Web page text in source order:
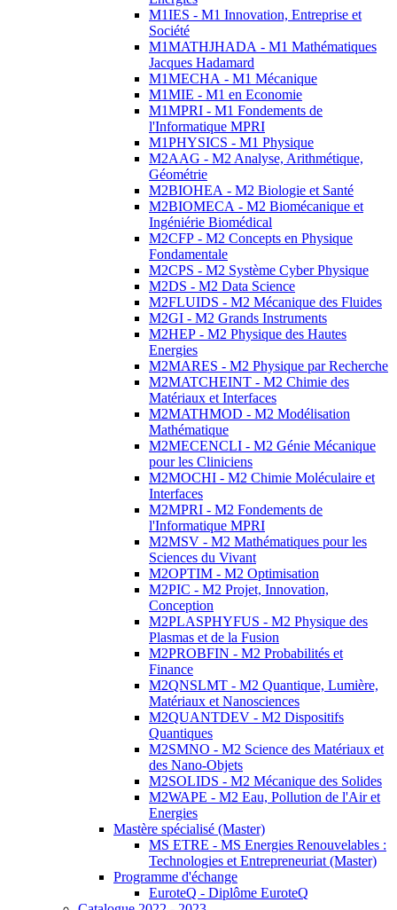
M1IES - M1 Innovation, Entreprise et
Société
M1MATHJHADA - M1 Mathématiques
Jacques Hadamard
M1MECHA - M1 Mécanique
M1MIE - M1 en Economie
M1MPRI - M1 Fondements de
l'Informatique MPRI
M1PHYSICS - M1 Physique
M2AAG - M2 Analyse, Arithmétique,
Géométrie
M2BIOHEA - M2 Biologie et Santé
M2BIOMECA - M2 Biomécanique et
Ingéniérie Biomédical
M2CFP - M2 Concepts en Physique
Fondamentale
M2CPS - M2 Système Cyber Physique
M2DS - M2 Data Science
M2FLUIDS - M2 Mécanique des Fluides
M2GI - M2 Grands Instruments
M2HEP - M2 Physique des Hautes
Energies
M2MARES - M2 Physique par Recherche
M2MATCHEINT - M2 Chimie des
Matériaux et Interfaces
M2MATHMOD - M2 Modélisation
Mathématique
M2MECENCLI - M2 Génie Mécanique
pour les Cliniciens
M2MOCHI - M2 Chimie Moléculaire et
Interfaces
M2MPRI - M2 Fondements de
l'Informatique MPRI
M2MSV - M2 Mathématiques pour les
Sciences du Vivant
M2OPTIM - M2 Optimisation
M2PIC - M2 Projet, Innovation,
Conception
M2PLASPHYFUS - M2 Physique des
Plasmas et de la Fusion
M2PROBFIN - M2 Probabilités et
Finance
M2QNSLMT - M2 Quantique, Lumière,
Matériaux et Nanosciences
M2QUANTDEV - M2 Dispositifs
Quantiques
M2SMNO - M2 Science des Matériaux et
des Nano-Objets
M2SOLIDS - M2 Mécanique des Solides
M2WAPE - M2 Eau, Pollution de l'Air et
Energies
Mastère spécialisé (Master)
MS ETRE - MS Energies Renouvelables :
Technologies et Entrepreneuriat (Master)
Programme d'échange
EuroteQ - Diplôme EuroteQ